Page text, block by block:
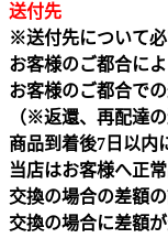
送付先
※送付先について
お客様のご都合に
お客様のご都合での
（※返還、再配達
商品到着後7日以内
当店はお客様へ正
交換の場合の差額
交換の場合に差額